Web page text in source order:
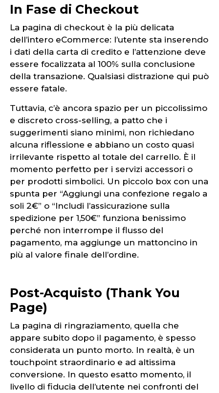
In Fase di Checkout
La pagina di checkout è la più delicata
dell’intero eCommerce: l’utente sta inserendo
i dati della carta di credito e l’attenzione deve
essere focalizzata al 100% sulla conclusione
della transazione. Qualsiasi distrazione qui può
essere fatale.
Tuttavia, c’è ancora spazio per un piccolissimo
e discreto cross-selling, a patto che i
suggerimenti siano minimi, non richiedano
alcuna riflessione e abbiano un costo quasi
irrilevante rispetto al totale del carrello. È il
momento perfetto per i servizi accessori o
per prodotti simbolici. Un piccolo box con una
spunta per “Aggiungi una confezione regalo a
soli 2€” o “Includi l’assicurazione sulla
spedizione per 1,50€” funziona benissimo
perché non interrompe il flusso del
pagamento, ma aggiunge un mattoncino in
più al valore finale dell’ordine.
Post-Acquisto (Thank You
Page)
La pagina di ringraziamento, quella che
appare subito dopo il pagamento, è spesso
considerata un punto morto. In realtà, è un
touchpoint straordinario e ad altissima
conversione. In questo esatto momento, il
livello di fiducia dell’utente nei confronti del